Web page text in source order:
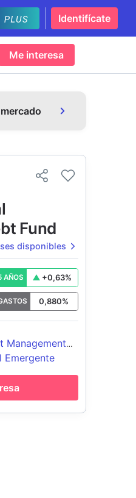
Identifícate
Me interesa
Fund
disponibles
AÑOS +0,63%
0,880%
Management
Emergente